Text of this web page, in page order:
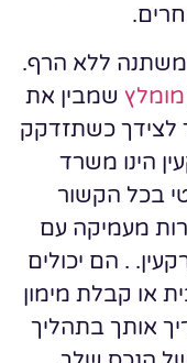
ללא הרף.
מומלץ שמבין את
לצידך כשתזדקק
הינו משרד
בכל הקשור
מעמיקה עם
. הם יכולים
או קבלת מימון
אותך בתהליך